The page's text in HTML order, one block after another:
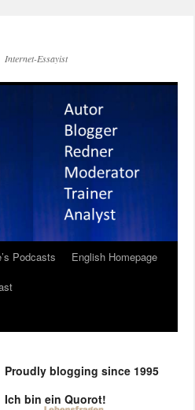
Internet-Essayist
Podcasts
English Homepage
Proudly blogging since 1995
Ich bin ein Quorot!